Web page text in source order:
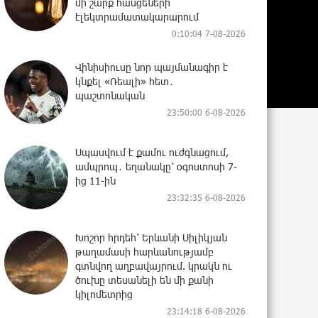
մի շարք հասցեների
էլեկտրամատակարարում
0:10:04 7-08-2026
Վինիսիուսը նոր պայմանագիր է
կնքել «Ռեալի» հետ․
պաշտոնական
23:50:00 6-08-2026
Սպասվում է քամու ուժգնացում,
ամպրոպ․ եղանակը՝ օգոստոսի 7-
ից 11-ին
23:32:35 6-08-2026
Խոշոր հրդեհ՝ Երևանի Սիլիկյան
թաղամասի հարևանությամբ
գտնվող աղբավայրում. կրակն ու
ծուխը տեսանելի են մի քանի
կիլոմետրից
23:14:18 6-08-2026